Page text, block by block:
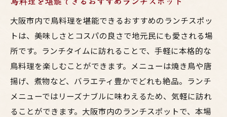
食通が推薦する鳥料理店
美食家が通う名店
食通も納得の味わい
絶品鳥料理の名店特集
食通が選ぶおすすめメニュー
大阪市内で鳥料理を堪能できるおすすめのランチスポッ
トは、美味しさとコスパの良さで地元民にも愛される場
所です。ランチタイムに訪れることで、手軽に本格的な
鳥料理を楽しむことができます。メニューは焼き鳥や唐
揚げ、煮物など、バラエティ豊かでどれも絶品。ランチ
メニューではリーズナブルに味わえるため、気軽に訪れ
ることができます。大阪市内のランチスポットで、本場